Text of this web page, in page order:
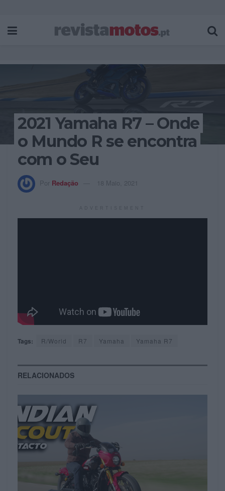
2021 Yamaha R7 – Onde
o Mundo R se encontra
com o Seu
Por Redação 18 Maio, 2021
Tags: R/World R7 Yamaha Yamaha R7
RELACIONADOS